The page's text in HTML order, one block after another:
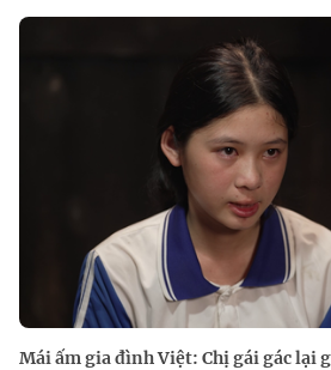
Mái ấm gia đình Việt: Chị gái gác lại